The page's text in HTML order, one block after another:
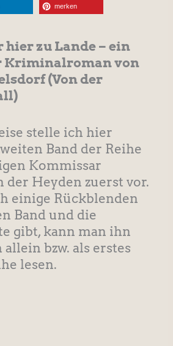
merken
hier zu Lande – ein
Kriminalroman von
(Von der
stelle ich hier
Band der Reihe
Kommissar
Heyden zuerst vor.
einige Rückblenden
Band und die
gibt, kann man ihn
bzw. als erstes
lesen.